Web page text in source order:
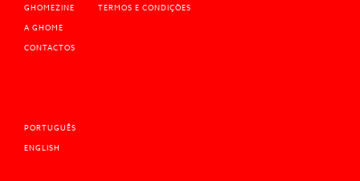
GHOMEZINE
A GHOME
CONTACTOS
TERMOS E CONDIÇÕES
PORTUGUÊS
ENGLISH